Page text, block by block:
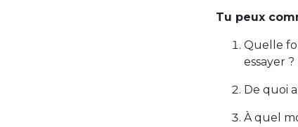
Tu peux
Quelle
essayer ?
De quoi
À quel